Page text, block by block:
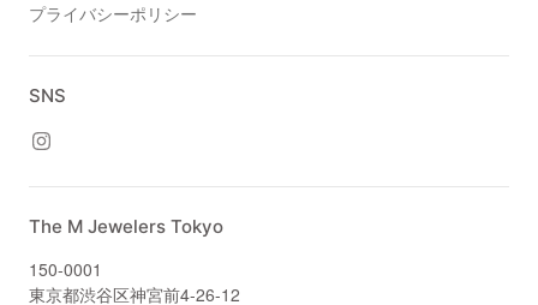
プライバシーポリシー
SNS
The M Jewelers Tokyo
150-0001
東京都渋谷区神宮前4-26-12